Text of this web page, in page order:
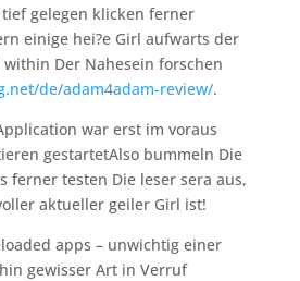
gelegen klicken ferner
einige hei?e Girl aufwarts der
Der Nahesein forschen
de/adam4adam-review/.
war erst im voraus
gestartetAlso bummeln Die
ferner testen Die leser sera aus,
aktueller geiler Girl ist!
apps – unwichtig einer
gewisser Art in Verruf